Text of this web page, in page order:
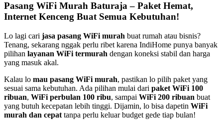
Pasang WiFi Murah Baturaja – Paket Hemat,
Internet Kenceng Buat Semua Kebutuhan!
Lo lagi cari jasa pasang WiFi murah buat rumah atau bisnis?
Tenang, sekarang nggak perlu ribet karena IndiHome punya banyak
pilihan layanan WiFi termurah dengan koneksi stabil dan harga
yang masuk akal.
Kalau lo mau pasang WiFi murah, pastikan lo pilih paket yang
sesuai sama kebutuhan. Ada pilihan mulai dari paket WiFi 100
ribuan, WiFi perbulan 100 ribu, sampai WiFi 200 ribuan buat
yang butuh kecepatan lebih tinggi. Dijamin, lo bisa dapetin WiFi
murah dan cepat tanpa perlu keluar budget gede tiap bulan!